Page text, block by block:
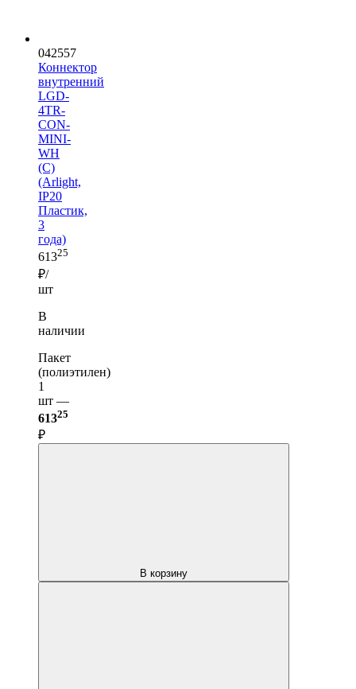
042557
Коннектор
внутренний
LGD-
4TR-
CON-
MINI-
WH
(C)
(Arlight,
IP20
Пластик,
3
года)
61325
₽/
шт
В
наличии
Пакет
(полиэтилен)
1
шт —
61325
₽
В корзину